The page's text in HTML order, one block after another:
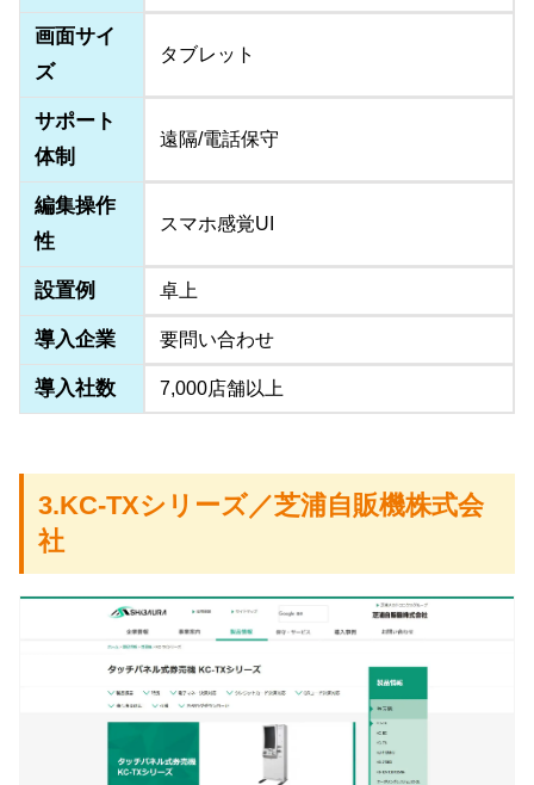
画面サイ
ズ
タブレット
サポート
体制
遠隔/電話保守
編集操作
性
スマホ感覚UI
設置例 卓上
導入企業 要問い合わせ
導入社数 7,000店舗以上
3.KC-TXシリーズ／芝浦自販機株式会
社